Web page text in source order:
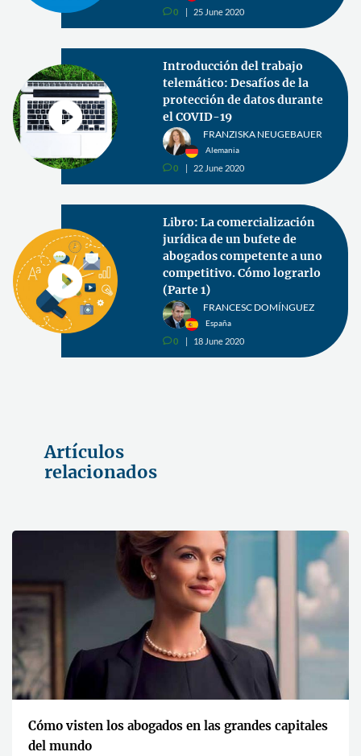
v0 25 June 2020
Introducción del trabajo
telemático: Desafíos de la
protección de datos durante
el COVID-19
FRANZISKA NEUGEBAUER
Alemania
v0 22 June 2020
Libro: La comercialización
jurídica de un bufete de
abogados competente a uno
competitivo. Cómo lograrlo
(Parte 1)
FRANCESC DOMÍNGUEZ
España
v0 18 June 2020
Artículos
relacionados
Cómo visten los abogados en las grandes capitales
del mundo